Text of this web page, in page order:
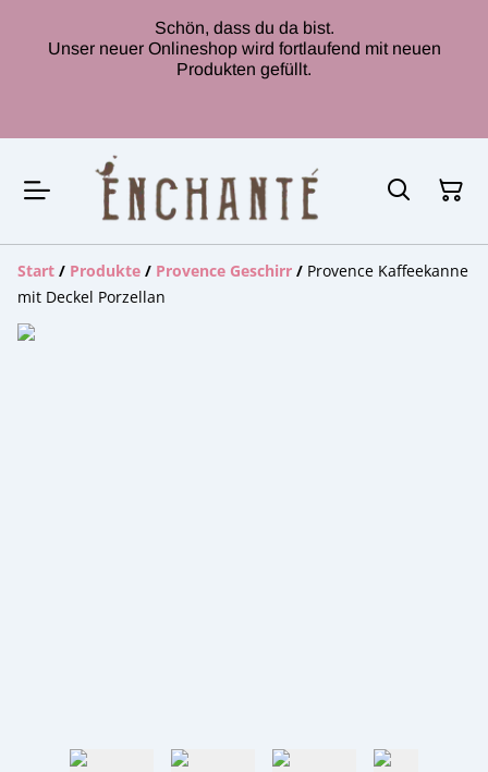
Schön, dass du da bist.
Unser neuer Onlineshop wird fortlaufend mit neuen
Produkten gefüllt.
Start / Produkte / Provence Geschirr / Provence Kaffeekanne
mit Deckel Porzellan